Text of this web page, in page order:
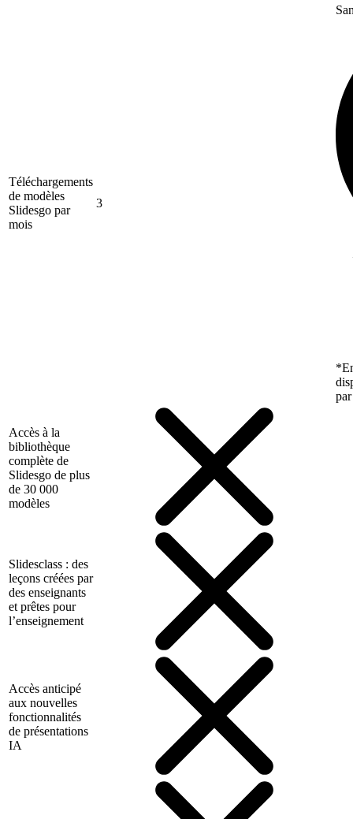
Téléchargements
de modèles
Slidesgo par
mois
3
Accès à la
bibliothèque
complète de
Slidesgo de plus
de 30 000
modèles
Slidesclass : des
leçons créées par
des enseignants
et prêtes pour
l’enseignement
Accès anticipé
aux nouvelles
fonctionnalités
de présentations
IA